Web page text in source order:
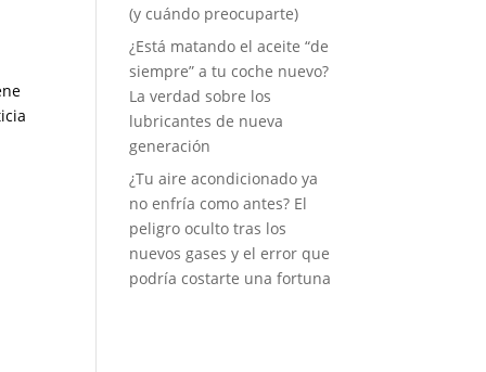
(y cuándo preocuparte)
¿Está matando el aceite “de
siempre” a tu coche nuevo?
La verdad sobre los
lubricantes de nueva
generación
¿Tu aire acondicionado ya
no enfría como antes? El
peligro oculto tras los
nuevos gases y el error que
podría costarte una fortuna